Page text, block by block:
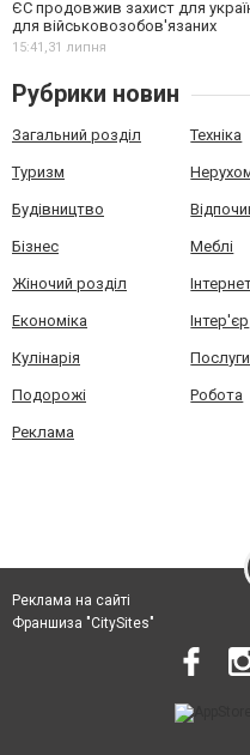
ЄС продовжив захист для
для військовозобов'язаних
15:41,31 липня
Рубрики новин
Загальний розділ Техніка
Туризм
Будівництво
Бізнес Меблі
Жіночий розділ
Економіка Інтер'єр
Кулінарія Послуги
Подорожі Робота
Реклама
Реклама на сайті
Франшиза "CitySites"